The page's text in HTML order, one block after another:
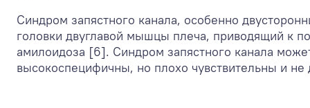
Синдром запястного канала, особенно
головки двуглавой мышцы плеча, приводящий к
амилоидоза [6]. Синдром запястного канала
высокоспецифичны, но плохо чувствительны и